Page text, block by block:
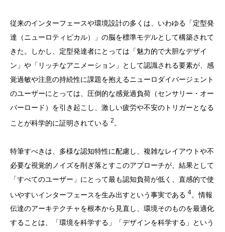
従来のインターフェースや環境設計の多くは、いわゆる「定型発
達（ニューロティピカル）」の脳を標準モデルとして構築されて
きた。しかし、定型発達者にとっては「魅力的で大胆なデザイ
ン」や「リッチなアニメーション」として認識される要素が、感
覚過敏や注意の持続性に課題を抱えるニューロダイバージェント
のユーザーにとっては、圧倒的な感覚過負荷（センサリー・オー
バーロード）を引き起こし、激しい疲労や不安のトリガーとなる
ことが科学的に証明されている 2 。
特筆すべきは、多様な認知特性に配慮し、複雑なレイアウトや不
必要な視覚的ノイズを削ぎ落とすこのアプローチが、結果として
「すべてのユーザー」にとって最も認知負荷が低く、直感的で使
いやすいインターフェースを生み出すという事実である 4。情報
伝達のアーキテクチャを根本から見直し、環境そのものを最適化
することは、「環境を科学する」「デザインを科学する」という